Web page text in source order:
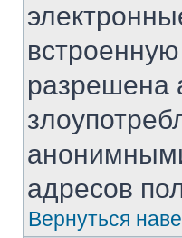
разрешена
адресов
Вернуться